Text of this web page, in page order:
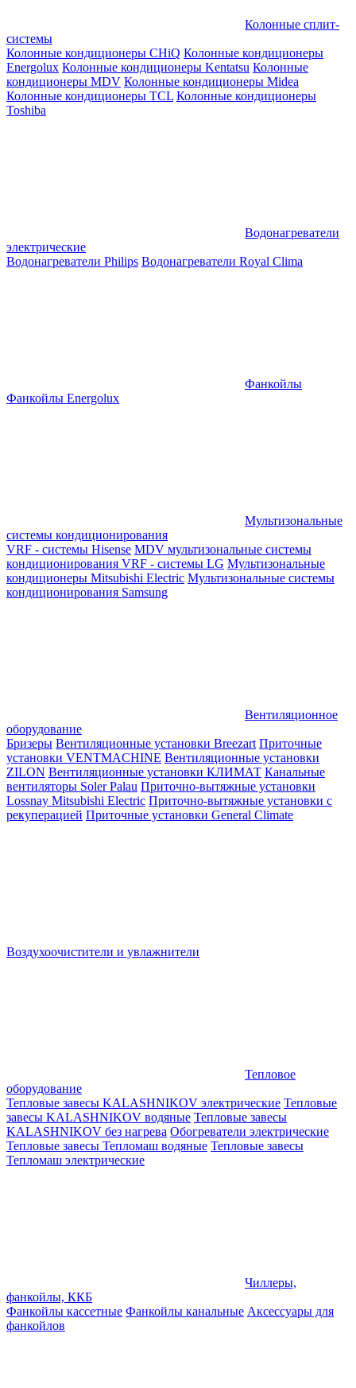
Колонные сплит-
системы
Колонные кондиционеры CHiQ Колонные кондиционеры
Energolux Колонные кондиционеры Kentatsu Колонные
кондиционеры MDV Колонные кондиционеры Midea
Колонные кондиционеры TCL Колонные кондиционеры
Toshiba
Водонагреватели
электрические
Водонагреватели Philips Водонагреватели Royal Clima
Фанкойлы
Фанкойлы Energolux
Мультизональные
системы кондиционирования
VRF - системы Hisense MDV мультизональные системы
кондиционирования VRF - системы LG Мультизональные
кондиционеры Mitsubishi Electric Мультизональные системы
кондиционирования Samsung
Вентиляционное
оборудование
Бризеры Вентиляционные установки Breezart Приточные
установки VENTMACHINE Вентиляционные установки
ZILON Вентиляционные установки КЛИМАТ Канальные
вентиляторы Soler Palau Приточно-вытяжные установки
Lossnay Mitsubishi Electric Приточно-вытяжные установки с
рекуперацией Приточные установки General Climate
Воздухоочистители и увлажнители
Тепловое
оборудование
Тепловые завесы KALASHNIKOV электрические Тепловые
завесы KALASHNIKOV водяные Тепловые завесы
KALASHNIKOV без нагрева Обогреватели электрические
Тепловые завесы Тепломаш водяные Тепловые завесы
Тепломаш электрические
Чиллеры,
фанкойлы, ККБ
Фанкойлы кассетные Фанкойлы канальные Аксессуары для
фанкойлов